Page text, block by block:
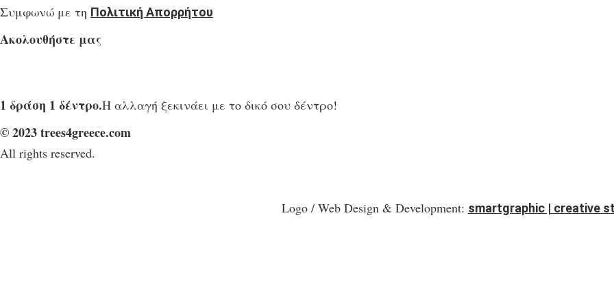
Συμφωνώ με τη Πολιτική Απορρήτου
Ακολουθήστε μας
1 δράση 1 δέντρο.Η αλλαγή ξεκινάει με το δικό σου δέντρο!
© 2023 trees4greece.com
All rights reserved.
Logo / Web Design & Development: smartgraphic | creative